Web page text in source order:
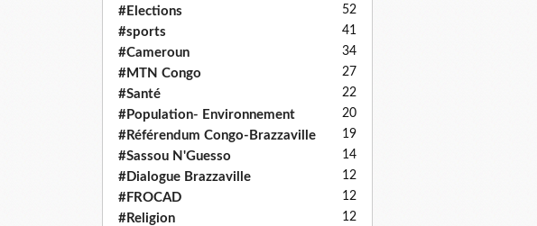
#Elections 52
#sports 41
#Cameroun 34
#MTN Congo 27
#Santé 22
#Population- Environnement 20
#Référendum Congo-Brazzaville 19
#Sassou N'Guesso 14
#Dialogue Brazzaville 12
#FROCAD 12
#Religion 12